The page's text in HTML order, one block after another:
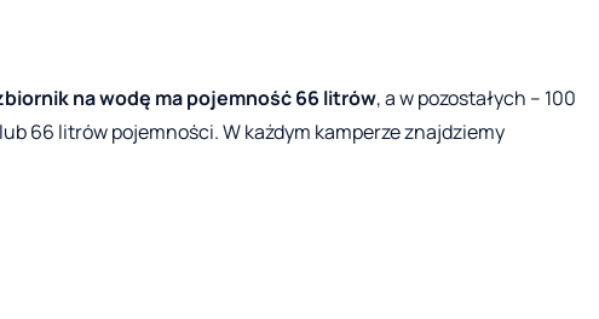
na wodę ma pojemność 66 litrów, a w pozostałych – 100
66 litrów pojemności. W każdym kamperze znajdziemy